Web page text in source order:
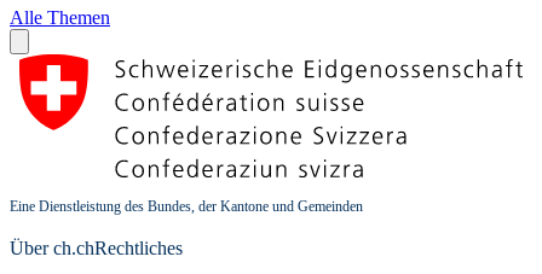
Alle Themen
Eine Dienstleistung des Bundes, der Kantone und Gemeinden
Über ch.chRechtliches